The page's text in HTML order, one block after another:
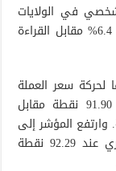
في الولايات
المتحدة في الربع الثاني من العام الجاري إلى 6.4% مقابل القراءة
لحركة سعر العملة
الأمريكية مقابل سلة العملات الرئيسية، إلى 91.90 نقطة مقابل
الذي سجل 92.32 نقطة. وارتفع المؤشر إلى
أعلى مستوى له على مدار يوم التداول الجاري عند 92.29 نقطة